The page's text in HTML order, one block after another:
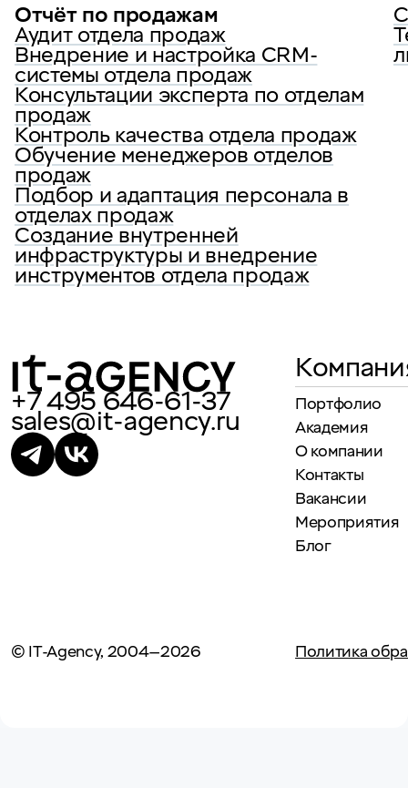
Отчёт по продажам
Аудит отдела продаж
Внедрение и настройка CRM-
системы отдела продаж
Консультации эксперта по отделам
продаж
Контроль качества отдела продаж
Обучение менеджеров отделов
продаж
Подбор и адаптация персонала в
отделах продаж
Создание внутренней
инфраструктуры и внедрение
инструментов отдела продаж
+7 495 646-61-37
sales@it-agency.ru
Портфолио
Академия
О компании
Контакты
Вакансии
Мероприятия
Блог
© IT-Agency, 2004—2026 Политика